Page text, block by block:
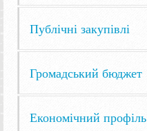
Публічні закупівлі
Громадський бюджет
Економічний профіль